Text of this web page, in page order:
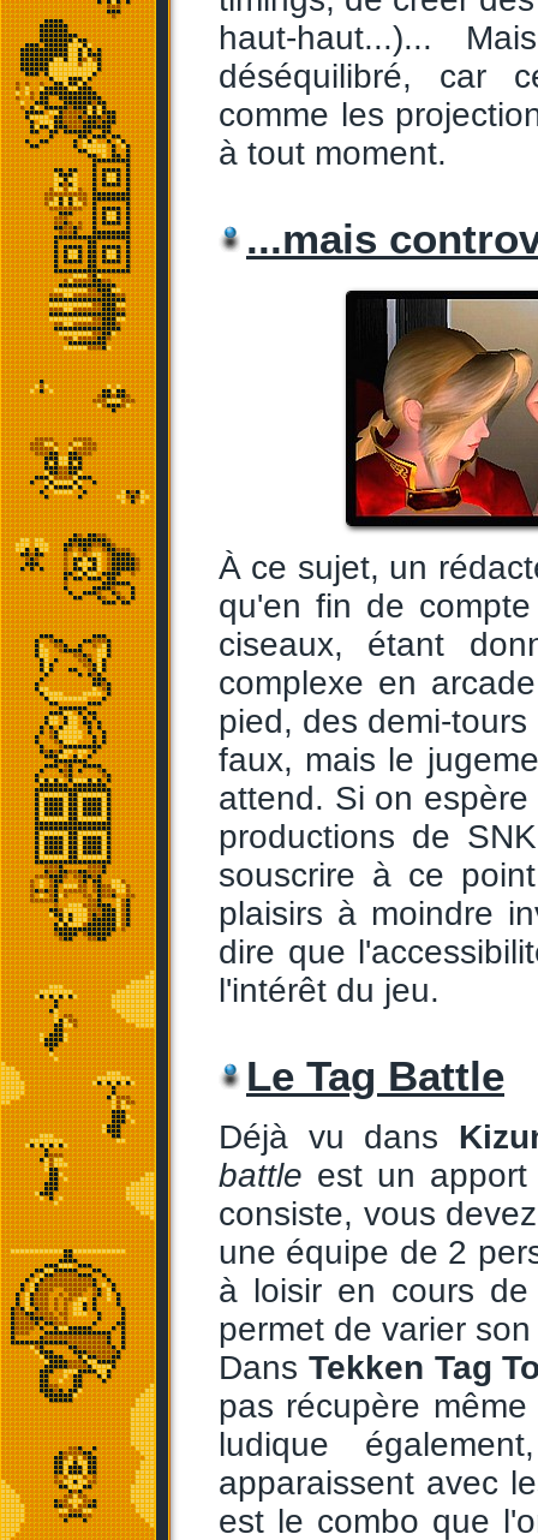
haut-haut...)...
déséquilibré, car
comme les
à tout moment.
...mais
À ce sujet, un
qu'en fin de
ciseaux, étant
complexe en
pied, des demi-
faux, mais le
attend. Si on
productions de
souscrire à ce
plaisirs à moindre
dire que
l'intérêt du jeu.
Le Tag Battle
Déjà vu dans
battle est un
consiste, vous
une équipe de 2
à loisir en cours de
permet de varier
Dans Tekken Tag
pas récupère
ludique
apparaissent avec
est le combo que